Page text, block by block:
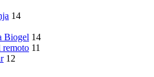
14
Biogel 14
remoto 11
12